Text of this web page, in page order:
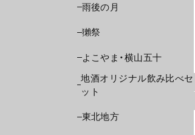
雨後の月
獺祭
よこやま・横山五十
地酒オリジナル飲み比べセ
ット
東北地方